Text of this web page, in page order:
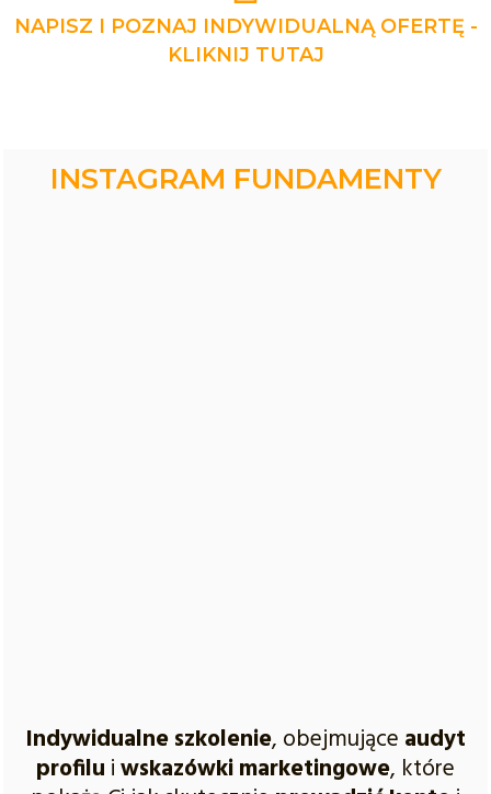
NAPISZ I POZNAJ INDYWIDUALNĄ OFERTĘ -
KLIKNIJ TUTAJ
INSTAGRAM FUNDAMENTY
Indywidualne szkolenie, obejmujące audyt
profilu iwskazówki marketingowe, które